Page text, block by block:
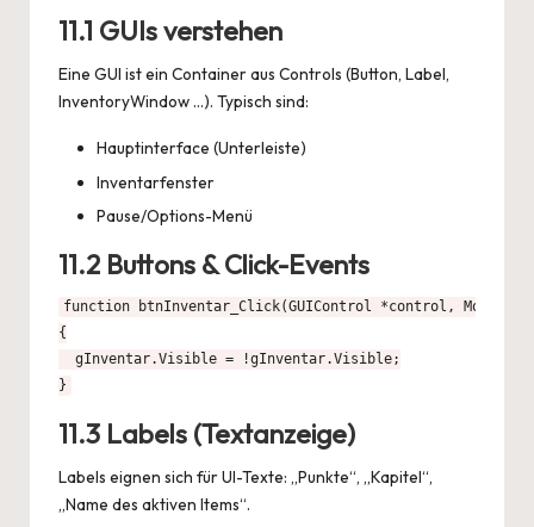
11.1 GUIs verstehen
Eine GUI ist ein Container aus Controls (Button, Label,
InventoryWindow …). Typisch sind:
Hauptinterface (Unterleiste)
Inventarfenster
Pause/Options-Menü
11.2 Buttons & Click-Events
function btnInventar_Click(GUIControl *control,
{
  gInventar.Visible = !gInventar.Visible;
}
11.3 Labels (Textanzeige)
Labels eignen sich für UI-Texte: „Punkte“, „Kapitel“,
„Name des aktiven Items“.